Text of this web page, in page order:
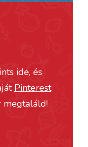
ide, és
Pinterest
megtaláld!